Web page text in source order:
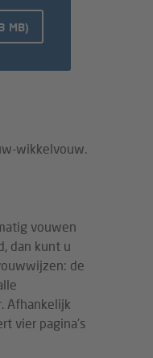
MB)
wikkelvouw.
vouwen
dan kunt u
de
Afhankelijk
vier pagina's